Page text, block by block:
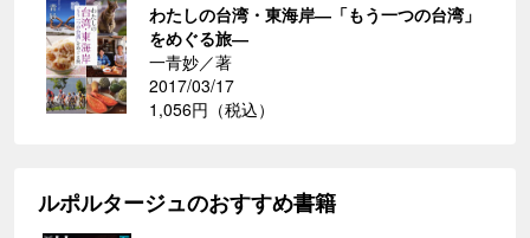
わたしの台湾・東海岸―「もう一つの台湾」
をめぐる旅―
一青妙／著
2017/03/17
1,056円（税込）
ルポルタージュのおすすめ書籍